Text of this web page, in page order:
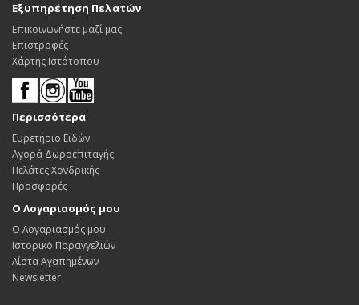
Εξυπηρέτηση Πελατών
Επικοινωνήστε μαζί μας
Επιστροφές
Χάρτης Ιστότοπου
Περισσότερα
Ευρετήριο Ειδών
Αγορά Δωροεπιταγής
Πελάτες Χονδρικής
Προσφορές
Ο Λογαριασμός μου
Ο Λογαριασμός μου
Ιστορικό Παραγγελιών
Λίστα Αγαπημένων
Newsletter